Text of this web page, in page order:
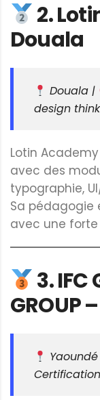
2.
Douala
Douala |
design
Lotin
avec des
typographie,
Sa pédagogie
avec une forte
3.IFC
GROUP